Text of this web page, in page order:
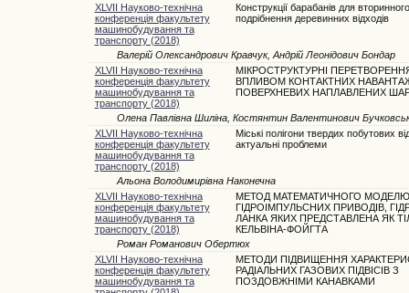
XLVII Науково-технічна
конференція факультету
машинобудування та
транспорту (2018)
Конструкції барабанів для вторинного
подрібнення деревинних відходів
Валерій Олександрович Кравчук, Андрій Леонідович Бондар
XLVII Науково-технічна
конференція факультету
машинобудування та
транспорту (2018)
МІКРОСТРУКТУРНІ
ВПЛИВОМ КОНТАКТНИХ
ПОВЕРХНЕВИХ НАПЛАВЛЕНИХ
Олена Павлівна Шиліна, Костянтин Валентинович
XLVII Науково-технічна
конференція факультету
машинобудування та
транспорту (2018)
Міські полігони твердих побутових
актуальні проблеми
Альона Володимирівна Наконечна
XLVII Науково-технічна
конференція факультету
машинобудування та
транспорту (2018)
МЕТОД МАТЕМАТИЧНОГО
ГІДРОІМПУЛЬСНИХ ПРИВОДІВ,
ЛАНКА ЯКИХ ПРЕДСТАВЛЕНА ЯК
КЕЛЬВІНА-ФОЙГТА
Роман Романович Обертюх
XLVII Науково-технічна
конференція факультету
машинобудування та
МЕТОДИ ПІДВИЩЕННЯ
РАДІАЛЬНИХ ГАЗОВИХ ПІДВІСІВ З
ПОЗДОВЖНІМИ КАНАВКАМИ